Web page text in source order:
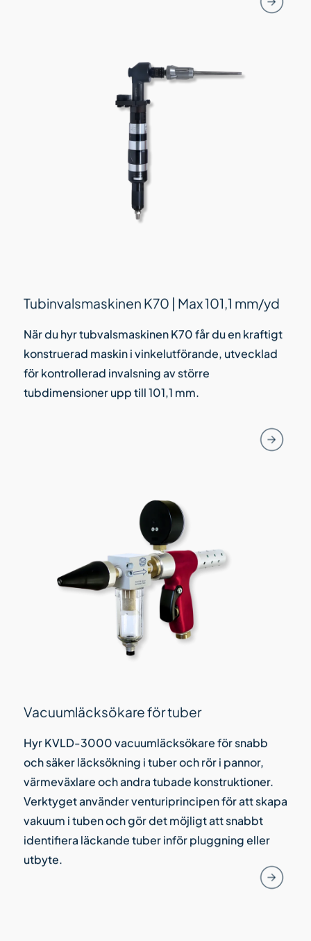
Tubinvalsmaskinen K70 | Max 101,1 mm/yd
När du hyr tubvalsmaskinen K70 får du en kraftigt
konstruerad maskin i vinkelutförande, utvecklad
för kontrollerad invalsning av större
tubdimensioner upp till 101,1 mm.
Vacuumläcksökare för tuber
Hyr KVLD-3000 vacuumläcksökare för snabb
och säker läcksökning i tuber och rör i pannor,
värmeväxlare och andra tubade konstruktioner.
Verktyget använder venturiprincipen för att skapa
vakuum i tuben och gör det möjligt att snabbt
identifiera läckande tuber inför pluggning eller
utbyte.